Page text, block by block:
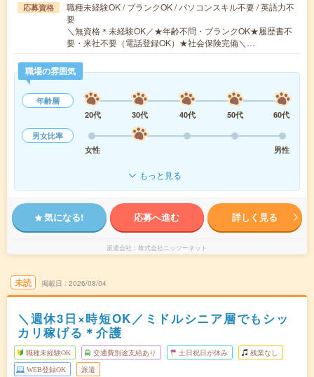
応募資格
職種未経験OK / ブランクOK / パソコンスキル不要 / 英語力不
要
＼無資格＊未経験OK／★年齢不問・ブランクOK★履歴書不
要・来社不要（電話登録OK）★社会保険完備＼…
職場の雰囲気
年齢層
20代
30代 40代 50代
60代
男女比率
女性
男性
もっと見る
気になる! 応募へ進む 詳しく見る
派遣会社 株式会社ニッソーネット
未読 掲載日 2026/08/04
＼週休3日×時短OK／ミドルシニア層でもシッ
カリ稼げる＊介護
職種未経験OK 交通費別途支給あり 土日祝日が休み 残業なし
WEB登録OK 派遣